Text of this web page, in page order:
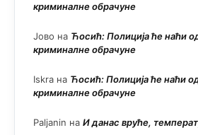
криминалне обрачуне
Јово на Ћосић: Полиција ће наћи
криминалне обрачуне
Iskra на Ћосић: Полиција ће наћи
криминалне обрачуне
Paljanin на И данас вруће,